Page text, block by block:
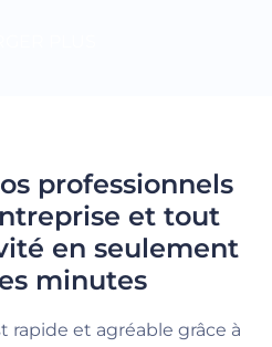
professionnels
et tout
en seulement
minutes
rapide et agréable grâce à